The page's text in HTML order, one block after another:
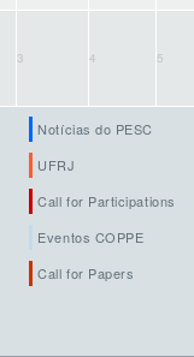
3 4 5
Notícias do PESC
UFRJ
Call for Participations
Eventos COPPE
Call for Papers